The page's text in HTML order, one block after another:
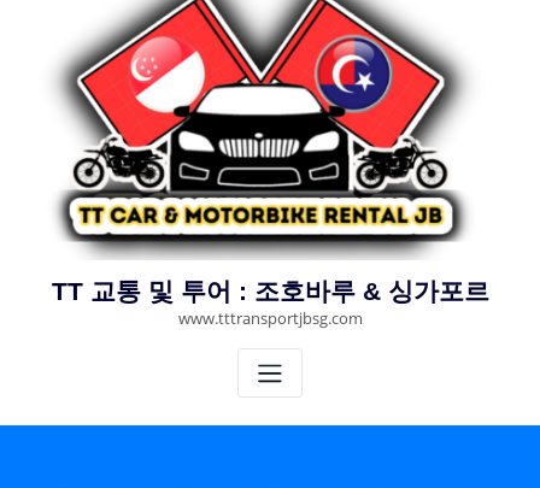
TT 교통 및 투어 : 조호바루 & 싱가포르
www.tttransportjbsg.com